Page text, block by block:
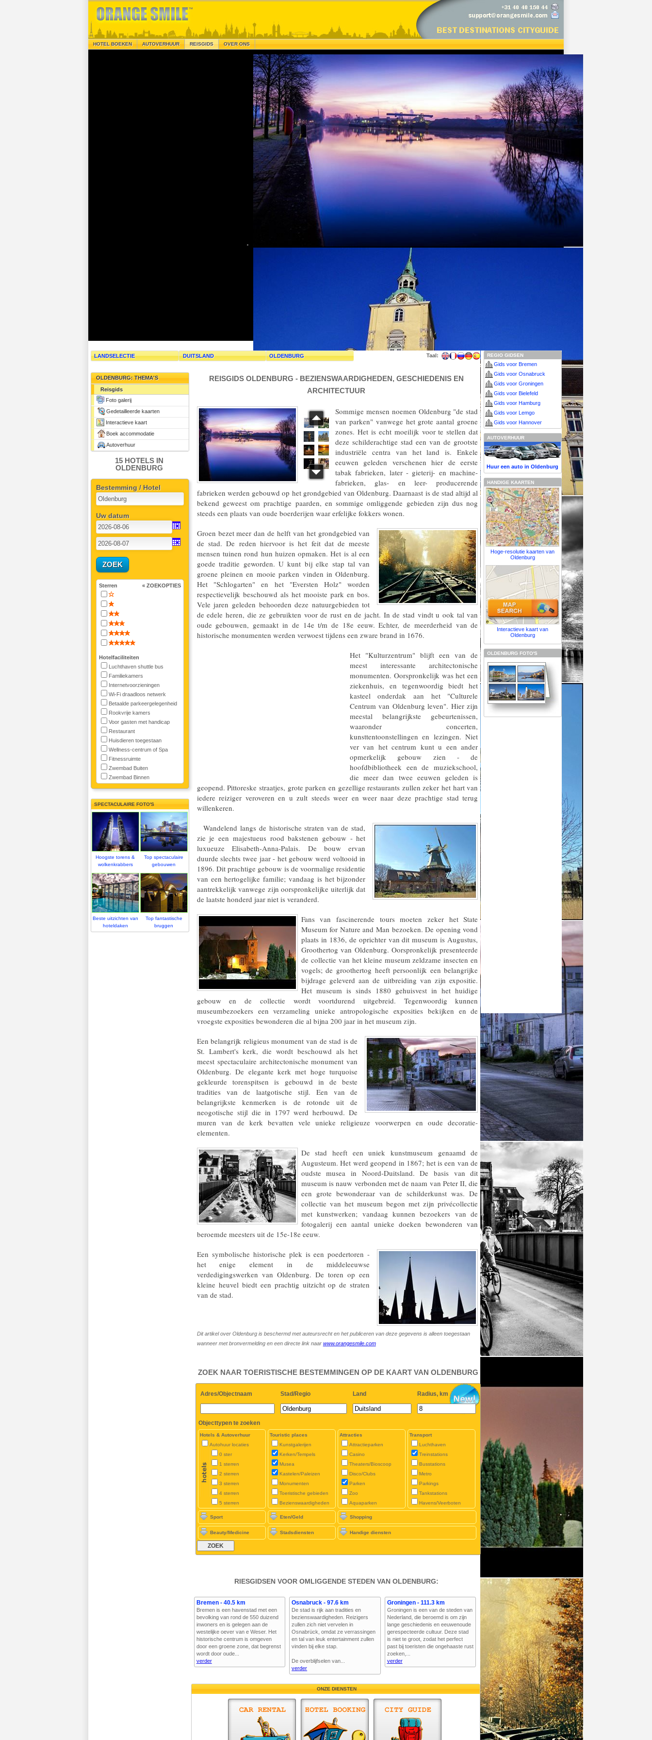
HOTEL BOEKEN AUTOVERHUUR REISGIDS OVER ONS
LANDSELECTIE DUITSLAND OLDENBURG Taal:
OLDENBURG: THEMA'S
Reisgids
Foto galerij
Gedetailleerde kaarten
Interactieve kaart
Boek accommodatie
Autoverhuur
15 HOTELS IN
OLDENBURG
Bestemming / Hotel
Uw datum
Sterren « ZOEKOPTIES
Hotelfaciliteiten
Luchthaven shuttle bus
Familiekamers
Internetvoorzieningen
Wi-Fi draadloos netwerk
Betaalde parkeergelegenheid
Rookvrije kamers
Voor gasten met handicap
Restaurant
Huisdieren toegestaan
Wellness-centrum of Spa
Fitnessruimte
Zwembad Buiten
Zwembad Binnen
SPECTACULAIRE FOTO'S
Hoogste torens &
wolkenkrabbers
Top spectaculaire
gebouwen
Beste uitzichten van
hoteldaken
Top fantastische
bruggen
REISGIDS OLDENBURG - BEZIENSWAARDIGHEDEN, GESCHIEDENIS EN
ARCHITECTUUR
Sommige mensen noemen Oldenburg "de stad
van parken" vanwege het grote aantal groene
zones. Het is echt moeilijk voor te stellen dat
deze schilderachtige stad een van de grootste
industriële centra van het land is. Enkele
eeuwen geleden verschenen hier de eerste
tabak fabrieken, later - gieterij- en machine-
fabrieken, glas- en leer- producerende
fabrieken werden gebouwd op het grondgebied van Oldenburg. Daarnaast is de stad altijd al
bekend geweest om prachtige paarden, en sommige omliggende gebieden zijn dus nog
steeds een plaats van oude boerderijen waar erfelijke fokkers wonen.
Groen bezet meer dan de helft van het grondgebied van
de stad. De reden hiervoor is het feit dat de meeste
mensen tuinen rond hun huizen opmaken. Het is al een
goede traditie geworden. U kunt bij elke stap tal van
groene pleinen en mooie parken vinden in Oldenburg.
Het "Schlogarten" en het "Eversten Holz" worden
respectievelijk beschouwd als het mooiste park en bos.
Vele jaren geleden behoorden deze natuurgebieden tot
de edele heren, die ze gebruikten voor de rust en de jacht. In de stad vindt u ook tal van
oude gebouwen, gemaakt in de 14e t/m de 18e eeuw. Echter, de meerderheid van de
historische monumenten werden verwoest tijdens een zware brand in 1676.
Het "Kulturzentrum" blijft een van de
meest interessante architectonische
monumenten. Oorspronkelijk was het een
ziekenhuis, en tegenwoordig biedt het
kasteel onderdak aan het "Culturele
Centrum van Oldenburg leven". Hier zijn
meestal belangrijkste gebeurtenissen,
waaronder concerten,
kunsttentoonstellingen en lezingen. Niet
ver van het centrum kunt u een ander
opmerkelijk gebouw zien - de
hoofdbibliotheek een de muziekschool,
die meer dan twee eeuwen geleden is
geopend. Pittoreske straatjes, grote parken en gezellige restaurants zullen zeker het hart van
iedere reiziger veroveren en u zult steeds weer en weer naar deze prachtige stad terug
willenkeren.
Wandelend langs de historische straten van de stad,
zie je een majestueus rood bakstenen gebouw - het
luxueuze Elisabeth-Anna-Palais. De bouw ervan
duurde slechts twee jaar - het gebouw werd voltooid in
1896. Dit prachtige gebouw is de voormalige residentie
van een hertogelijke familie; vandaag is het bijzonder
aantrekkelijk vanwege zijn oorspronkelijke uiterlijk dat
de laatste honderd jaar niet is veranderd.
Fans van fascinerende tours moeten zeker het State
Museum for Nature and Man bezoeken. De opening vond
plaats in 1836, de oprichter van dit museum is Augustus,
Groothertog van Oldenburg. Oorspronkelijk presenteerde
de collectie van het kleine museum zeldzame insecten en
vogels; de groothertog heeft persoonlijk een belangrijke
bijdrage geleverd aan de uitbreiding van zijn expositie.
Het museum is sinds 1880 gehuisvest in het huidige
gebouw en de collectie wordt voortdurend uitgebreid. Tegenwoordig kunnen
museumbezoekers een verzameling unieke antropologische exposities bekijken en de
vroegste exposities bewonderen die al bijna 200 jaar in het museum zijn.
Een belangrijk religieus monument van de stad is de
St. Lambert's kerk, die wordt beschouwd als het
meest spectaculaire architectonische monument van
Oldenburg. De elegante kerk met hoge turquoise
gekleurde torenspitsen is gebouwd in de beste
tradities van de laatgotische stijl. Een van de
belangrijkste kenmerken is de rotonde uit de
neogotische stijl die in 1797 werd herbouwd. De
muren van de kerk bevatten vele unieke religieuze voorwerpen en oude decoratie-
elementen.
De stad heeft een uniek kunstmuseum genaamd de
Augusteum. Het werd geopend in 1867; het is een van de
oudste musea in Noord-Duitsland. De basis van dit
museum is nauw verbonden met de naam van Peter II, die
een grote bewonderaar van de schilderkunst was. De
collectie van het museum begon met zijn privécollectie
met kunstwerken; vandaag kunnen bezoekers van de
fotogalerij een aantal unieke doeken bewonderen van
beroemde meesters uit de 15e-18e eeuw.
Een symbolische historische plek is een poedertoren -
het enige element in de middeleeuwse
verdedigingswerken van Oldenburg. De toren op een
kleine heuvel biedt een prachtig uitzicht op de straten
van de stad.
Dit artikel over Oldenburg is beschermd met auteursrecht en het publiceren van deze gegevens is alleen toegestaan
wanneer met bronvermelding en een directe link naar www.orangesmile.com
ZOEK NAAR TOERISTISCHE BESTEMMINGEN OP DE KAART VAN OLDENBURG
Adres/Objectnaam Stad/Regio Land Radius, km
Objecttypen te zoeken
Hotels & Autoverhuur
Autohuur locaties
0 ster
1 sterren
2 sterren
3 sterren
4 sterren
5 sterren
Touristic places
Kunstgalerijen
Kerken/Tempels
Musea
Kastelen/Paleizen
Monumenten
Toeristische gebieden
Bezienswaardigheden
Attracties
Attractieparken
Casino
Theaters/Bioscoop
Disco/Clubs
Parken
Zoo
Aquaparken
Transport
Luchthaven
Treinstations
Busstations
Metro
Parkings
Tankstations
Havens/Veerboten
Sport Eten/Geld Shopping
Beauty/Medicine Stadsdiensten Handige diensten
RIESGIDSEN VOOR OMLIGGENDE STEDEN VAN OLDENBURG:
Bremen - 40.5 km
Bremen is een havenstad met een
bevolking van rond de 550 duizend
inwoners en is gelegen aan de
westelijke oever van e Weser. Het
historische centrum is omgeven
door een groene zone, dat begrenst
wordt door oude...
verder
Osnabruck - 97.6 km
De stad is rijk aan tradities en
bezienswaardigheden. Reizigers
zullen zich niet vervelen in
Osnabrück, omdat ze verrassingen
en tal van leuk entertainment zullen
vinden bij elke stap.
De overblijfselen van...
verder
Groningen - 111.3 km
Groningen is een van de steden van
Nederland, die beroemd is om zijn
lange geschiedenis en eeuwenoude
gerespecteerde cultuur. Deze stad
is niet te groot, zodat het perfect
past bij toeristen die ongehaaste rust
zoeken,...
verder
ONZE DIENSTEN
REGIO GIDSEN
Gids voor Bremen
Gids voor Osnabruck
Gids voor Groningen
Gids voor Bielefeld
Gids voor Hamburg
Gids voor Lemgo
Gids voor Hannover
AUTOVERHUUR
Huur een auto in Oldenburg
HANDIGE KAARTEN
Hoge-resolutie kaarten van
Oldenburg
Interactieve kaart van
Oldenburg
OLDENBURG FOTO'S